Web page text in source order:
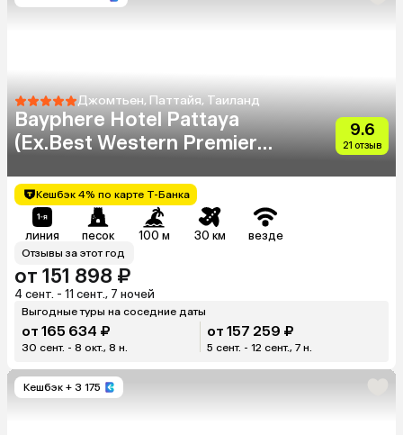
Джомтьен, Паттайя, Таиланд
Bayphere Hotel Pattaya
(Ex.Best Western Premier
9.6
21 отзыв
Кешбэк 4% по карте Т-Банка
линия песок 100 м 30 км везде
Отзывы за этот год
от 151 898 ₽
4 сент. - 11 сент., 7 ночей
Выгодные туры на соседние даты
от 165 634 ₽
30 сент. - 8 окт., 8 н.
от 157 259 ₽
5 сент. - 12 сент., 7 н.
Кешбэк + 3 175